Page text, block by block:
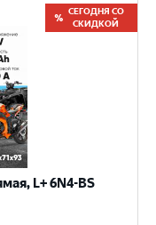
СЕГОДНЯ СО
СКИДКОЙ
L+ 6N4-BS